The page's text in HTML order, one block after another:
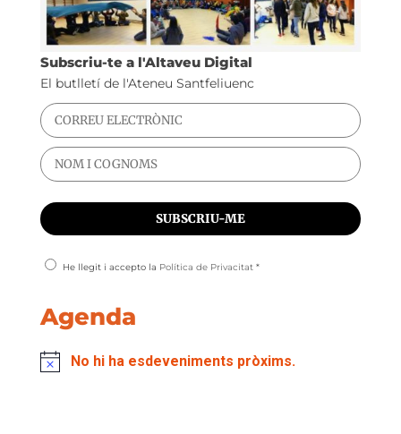
Subscriu-te a l'Altaveu Digital
El butlletí de l'Ateneu Santfeliuenc
He llegit i accepto la Política de Privacitat*
Agenda
No hi ha esdeveniments pròxims.